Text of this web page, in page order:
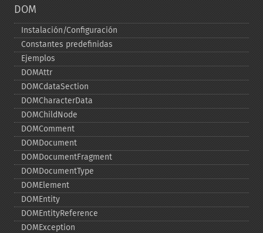
DOM
Instalación/Configuración
Constantes predefinidas
Ejemplos
DOMAttr
DOMCdataSection
DOMCharacterData
DOMChildNode
DOMComment
DOMDocument
DOMDocumentFragment
DOMDocumentType
DOMElement
DOMEntity
DOMEntityReference
DOMException